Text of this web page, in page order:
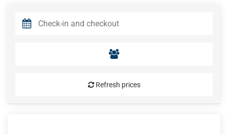
Refresh prices